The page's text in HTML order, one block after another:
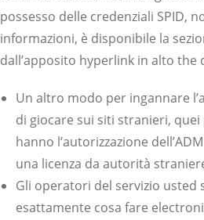
possesso delle credenziali SPID,
informazioni, è disponibile la
dall’apposito hyperlink in alto the
Un altro modo per ingannare
di giocare sui siti stranieri,
hanno l’autorizzazione
una licenza da autorità
Gli operatori del servizio usted
esattamente cosa fare